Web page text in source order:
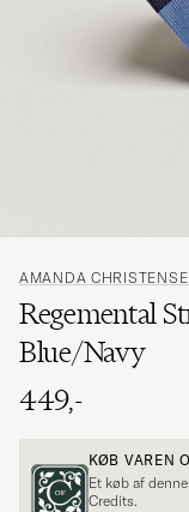
AMANDA
Regemental
Blue/Navy
449,-
KØB VAREN
Et køb af
Credits.